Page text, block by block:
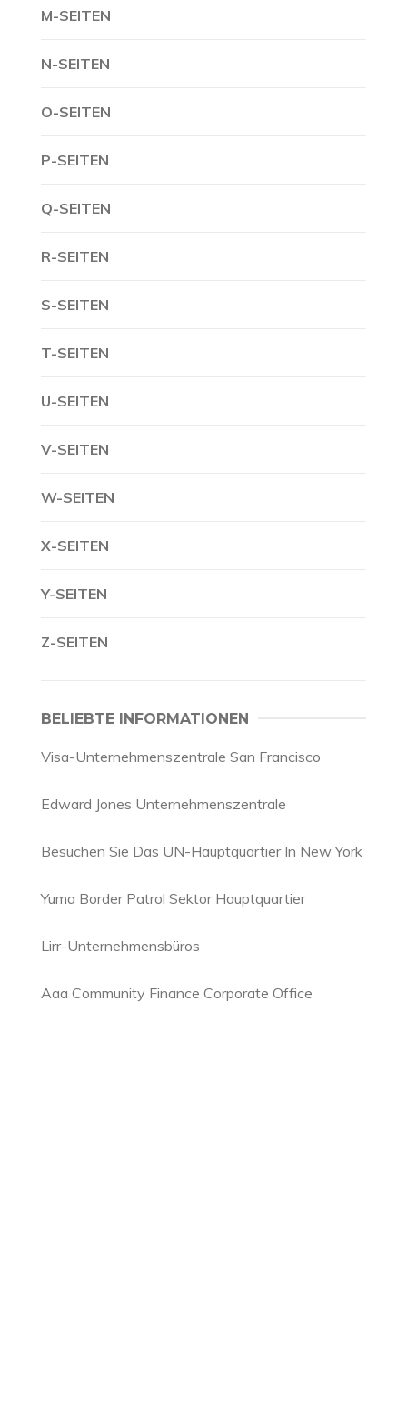
M-SEITEN
N-SEITEN
O-SEITEN
P-SEITEN
Q-SEITEN
R-SEITEN
S-SEITEN
T-SEITEN
U-SEITEN
V-SEITEN
W-SEITEN
X-SEITEN
Y-SEITEN
Z-SEITEN
BELIEBTE INFORMATIONEN
Visa-Unternehmenszentrale San Francisco
Edward Jones Unternehmenszentrale
Besuchen Sie Das UN-Hauptquartier In New York
Yuma Border Patrol Sektor Hauptquartier
Lirr-Unternehmensbüros
Aaa Community Finance Corporate Office